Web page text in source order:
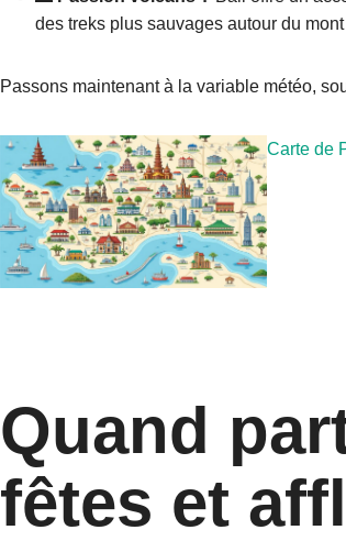
des treks plus sauvages autour du
Passons maintenant à la variable météo,
Carte de
Quand
fêtes et